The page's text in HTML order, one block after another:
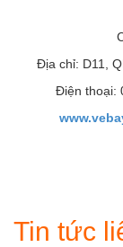
Địa chỉ: D11,
Điện thoại:
Tin tức